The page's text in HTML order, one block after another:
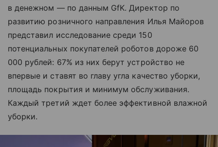
в денежном — по данным GfK. Директор по
развитию розничного направления Илья Майоров
представил исследование среди 150
потенциальных покупателей роботов дороже 60
000 рублей: 67% из них берут устройство не
впервые и ставят во главу угла качество уборки,
площадь покрытия и минимум обслуживания.
Каждый третий ждет более эффективной влажной
уборки.